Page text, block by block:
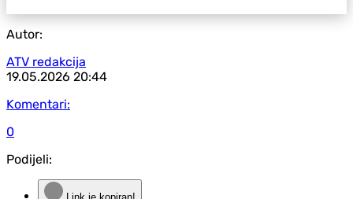
Autor:
ATV redakcija
19.05.2026 20:44
Komentari:
0
Podijeli: